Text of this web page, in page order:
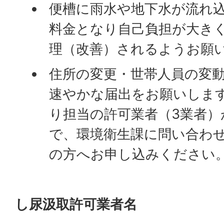
便槽に雨水や地下水が流れ
料金となり自己負担が大き
理（改善）されるようお願
住所の変更・世帯人員の変
速やかな届出をお願いしま
り担当の許可業者（3業者
で、環境衛生課に問い合わ
の方へお申し込みください
し尿汲取許可業者名